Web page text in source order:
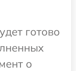
готово
о